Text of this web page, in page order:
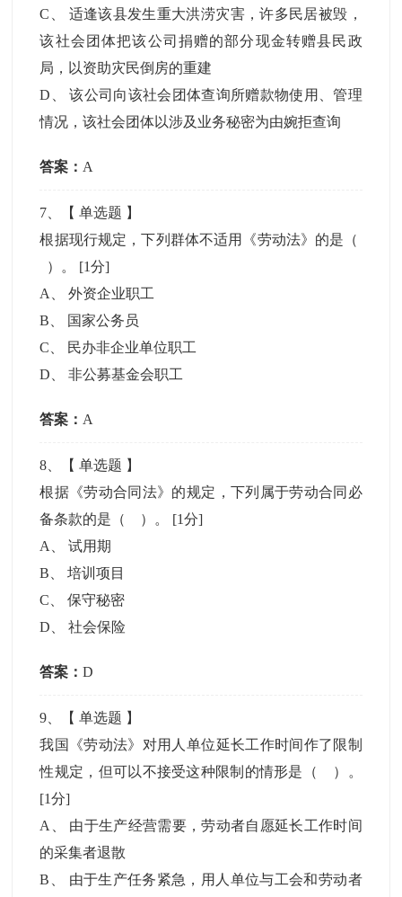
C
适逢该县发生重大洪涝灾害，许多民居被毁，
该社会团体把该公司捐赠的部分现金转赠县民政
局，以资助灾民倒房的重建
D 、该公司向该社会团体查询所赠款物使用、管理
情况，该社会团体以涉及业务秘密为由婉拒查询
答案： A
7 、【单选题 】
根据现行规定，下列群体不适用《劳动法》的是（
）。 [1分]
A
、外资企业职工
B
国家公务员
C
民办非企业单位职工
D 、非公募基金会职工
答案： A
8 、【单选题 】
根据《劳动合同法》的规定，下列属于劳动合同必
备条款的是（ ）。 [1分]
A
、试用期
B 、培训项目
C 、保守秘密
D 、社会保险
答案：D
9 、【单选题 】
我国《劳动法》对用人单位延长工作时间作了限制
性规定，但可以不接受这种限制的情形是（ ）。
[1分]
A
由于生产经营需要，劳动者自愿延长工作时间
的采集者退散
B
由于生产任务紧急，用人单位与工会和劳动者